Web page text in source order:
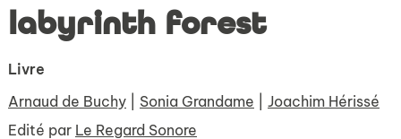
labyrinth forest
Livre
Arnaud de Buchy
Sonia Grandame
Joachim Hérissé
Edité par Le Regard Sonore